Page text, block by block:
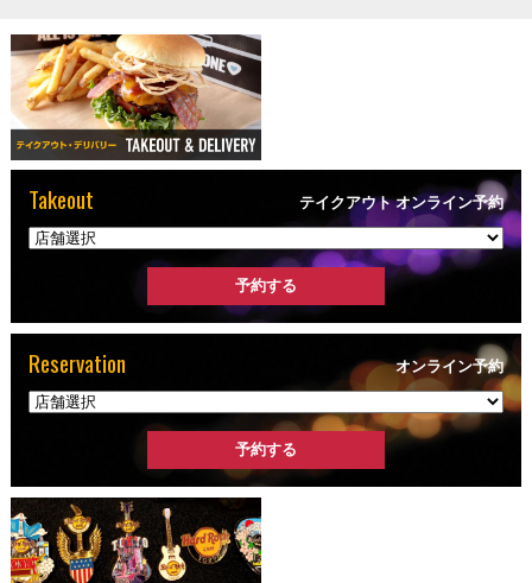
Takeout テイクアウト オンライン予約
Reservation オンライン予約